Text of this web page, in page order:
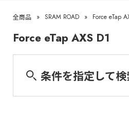
全商品 » SRAM ROAD » Force eTap
Force eTap AXS D1
条件を指定して検